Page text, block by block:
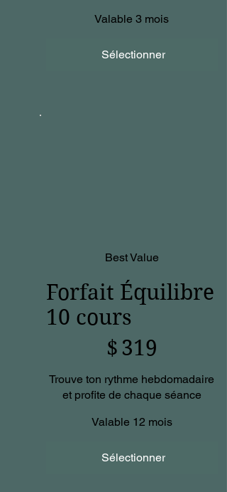
Valable 3 mois
Sélectionner
Best Value
Forfait Équilibre
10 cours
$ 319
Trouve ton rythme hebdomadaire
et profite de chaque séance
Valable 12 mois
Sélectionner